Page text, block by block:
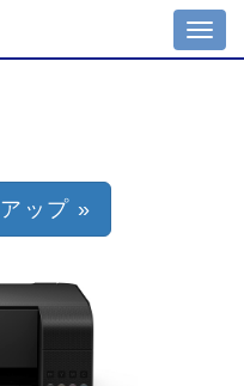
ップ »